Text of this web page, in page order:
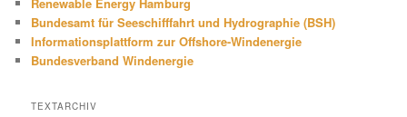
Renewable Energy Hamburg
Bundesamt für Seeschifffahrt und Hydrographie (BSH)
Informationsplattform zur Offshore-Windenergie
Bundesverband Windenergie
TEXTARCHIV